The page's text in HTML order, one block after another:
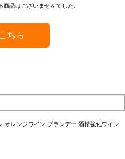
品はございませんでした。
ちら
オレンジワイン ブランデー 酒精強化ワイン